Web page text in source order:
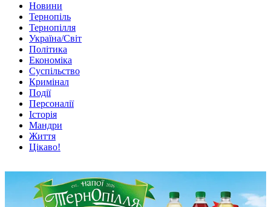
Новини
Тернопіль
Тернопілля
Україна/Світ
Політика
Економіка
Суспільство
Кримінал
Події
Персоналії
Історія
Мандри
Життя
Цікаво!